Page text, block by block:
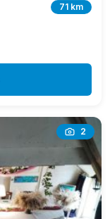
71 km
2